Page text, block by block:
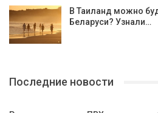
В Таиланд можно
Беларуси? Узнали…
Последние новости